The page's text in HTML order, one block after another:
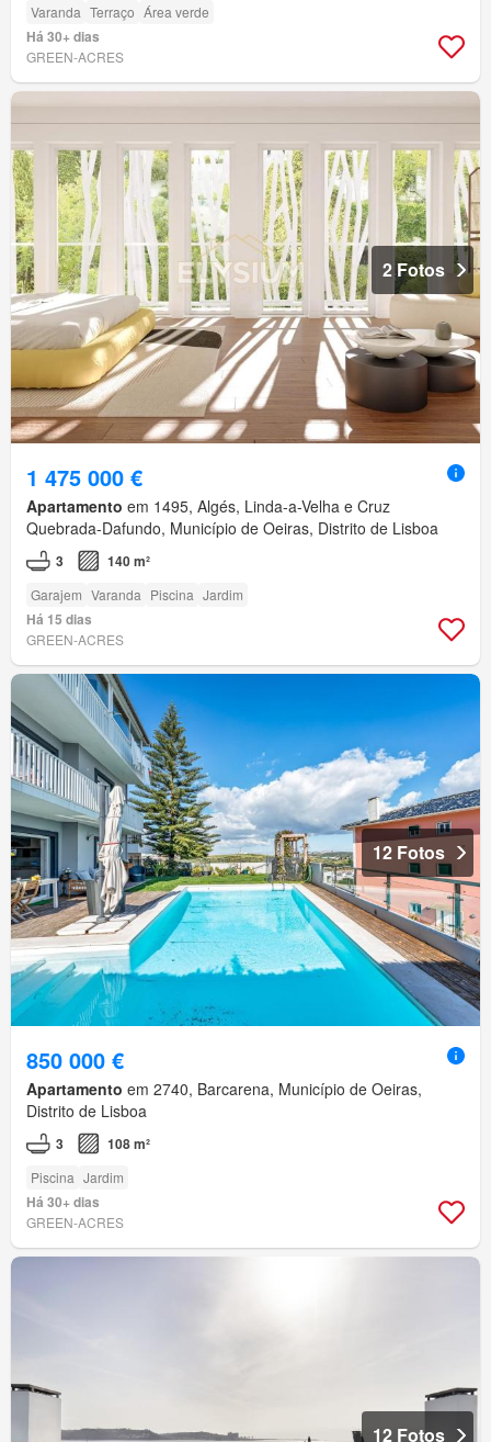
Varanda Terraço Área verde
Há 30+ dias
GREEN-ACRES
2 Fotos
1 475 000 €
Apartamento em 1495, Algés, Linda-a-Velha e Cruz
Quebrada-Dafundo, Município de Oeiras, Distrito de Lisboa
3 140 m²
Garajem Varanda Piscina Jardim
Há 15 dias
GREEN-ACRES
12 Fotos
850 000 €
Apartamento em 2740, Barcarena, Município de Oeiras,
Distrito de Lisboa
3 108 m²
Piscina Jardim
Há 30+ dias
GREEN-ACRES
12 Fotos